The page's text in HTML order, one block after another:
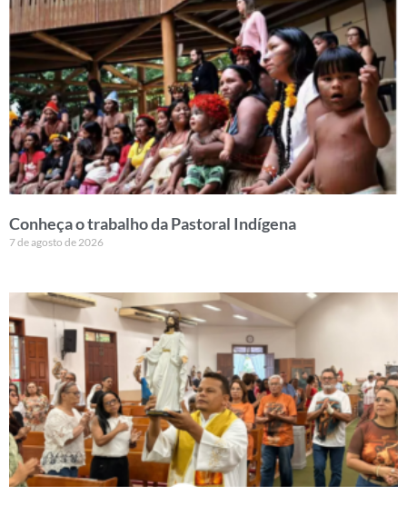
Conheça o trabalho da Pastoral Indígena
7 de agosto de 2026